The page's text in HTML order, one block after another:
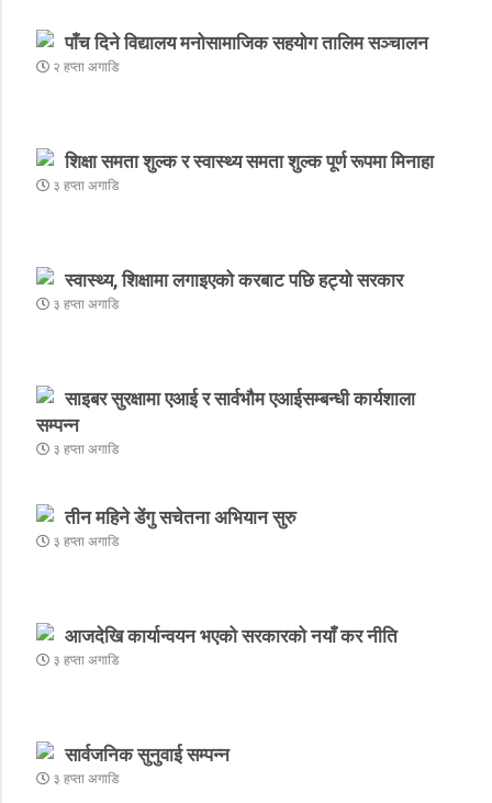
पाँच दिने विद्यालय मनोसामाजिक सहयोग तालिम सञ्चालन
२ हप्ता अगाडि
शिक्षा समता शुल्क र स्वास्थ्य समता शुल्क पूर्ण रूपमा मिनाहा
३ हप्ता अगाडि
स्वास्थ्य, शिक्षामा लगाइएको करबाट पछि हट्यो सरकार
३ हप्ता अगाडि
साइबर सुरक्षामा एआई र सार्वभौम एआईसम्बन्धी कार्यशाला
सम्पन्न
३ हप्ता अगाडि
तीन महिने डेंगु सचेतना अभियान सुरु
३ हप्ता अगाडि
आजदेखि कार्यान्वयन भएको सरकारको नयाँ कर नीति
३ हप्ता अगाडि
सार्वजनिक सुनुवाई सम्पन्न
३ हप्ता अगाडि